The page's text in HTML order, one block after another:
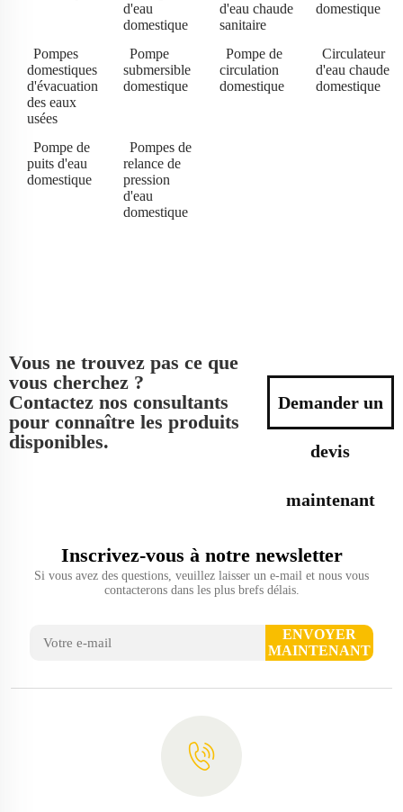
d'eau
domestique
d'eau chaude
sanitaire
domestique
Pompes
domestiques
d'évacuation
des eaux
usées
Pompe
submersible
domestique
Pompe de
circulation
domestique
Circulateur
d'eau chaude
domestique
Pompe de
puits d'eau
domestique
Pompes de
relance de
pression
d'eau
domestique
Vous ne trouvez pas ce que
vous cherchez ?
Contactez nos consultants
pour connaître les produits
disponibles.
Demander un
devis
maintenant
Inscrivez-vous à notre newsletter
Si vous avez des questions, veuillez laisser un e-mail et nous vous
contacterons dans les plus brefs délais.
ENVOYER
MAINTENANT